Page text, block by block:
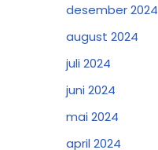
desember 2024
august 2024
juli 2024
juni 2024
mai 2024
april 2024